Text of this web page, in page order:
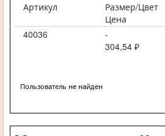
Артикул
Размер/Цвет
Цена
40036
-
304,54 ₽
Пользователь не найден